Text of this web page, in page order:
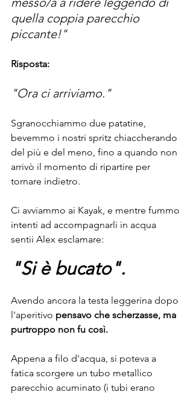
quella coppia parecchio
piccante!"
Risposta:
"Ora ci arriviamo."
Sgranocchiammo due patatine,
bevemmo i nostri spritz chiaccherando
del più e del meno, fino a quando non
arrivò il momento di ripartire per
tornare indietro.
Ci avviammo ai Kayak, e mentre fummo
intenti ad accompagnarli in acqua
sentii Alex esclamare:
"Si è bucato".
Avendo ancora la testa leggerina dopo
l'aperitivo pensavo che scherzasse, ma
purtroppo non fu così.
Appena a filo d'acqua, si poteva a
fatica scorgere un tubo metallico
parecchio acuminato (i tubi erano